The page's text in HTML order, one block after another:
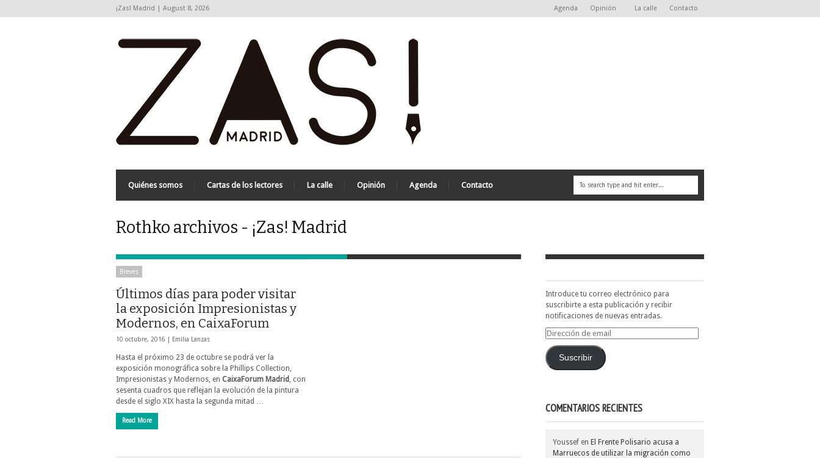
¡Zas! Madrid | August 8, 2026 Agenda Opinión La calle Contacto
Quiénes somos Cartas de los lectores La calle Opinión Agenda Contacto
Rothko archivos - ¡Zas! Madrid
Breves
Últimos días para poder visitar
la exposición Impresionistas y
Modernos, en CaixaForum
10 octubre, 2016 | Emilia Lanzas
Hasta el próximo 23 de octubre se podrá ver la
exposición monográfica sobre la Phillips Collection,
Impresionistas y Modernos, en CaixaForum Madrid , con
sesenta cuadros que reflejan la evolución de la pintura
desde el siglo XIX hasta la segunda mitad …
Read More
Introduce tu correo electrónico para
suscribirte a esta publicación y recibir
notificaciones de nuevas entradas.
Dirección
emailSuscribir
COMENTARIOS RECIENTES
Youssef en El Frente Polisario acusa a
Marruecos de utilizar la migración como